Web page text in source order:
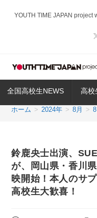
ス
ッ
YOUTH TIME JAPAN project
全国高校生NEWS 高校
ホーム > 2024年 > 8月 >
鈴鹿央士出演、
が、岡山県・香川
映開始！本人のサ
高校生大歓喜！